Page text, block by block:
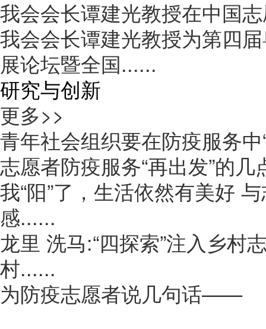
我会会长谭建光教授在中国
我会会长谭建光教授为第四
展论坛暨全国......
研究与创新
更多>>
青年社会组织要在防疫服务中
志愿者防疫服务“再出发”的几
我“阳”了，生活依然有美好​
感......
龙里 洗马:“四探索”注入乡村
村......
为防疫志愿者说几句话——